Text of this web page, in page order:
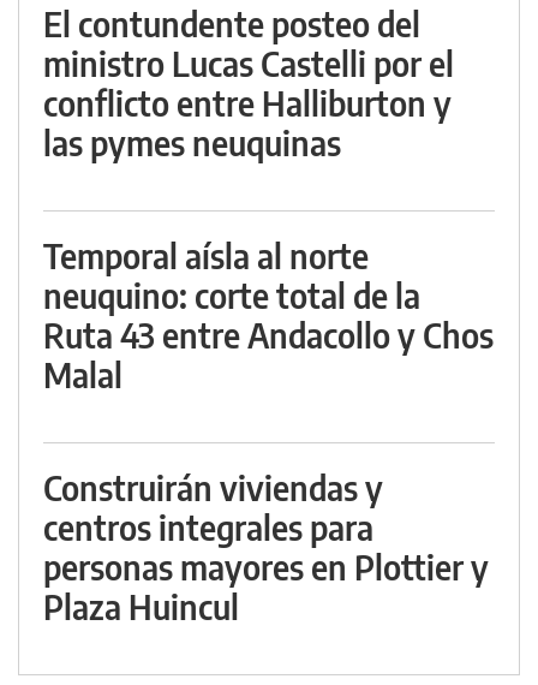
El contundente posteo del
ministro Lucas Castelli por el
conflicto entre Halliburton y
las pymes neuquinas
Temporal aísla al norte
neuquino: corte total de la
Ruta 43 entre Andacollo y Chos
Malal
Construirán viviendas y
centros integrales para
personas mayores en Plottier y
Plaza Huincul